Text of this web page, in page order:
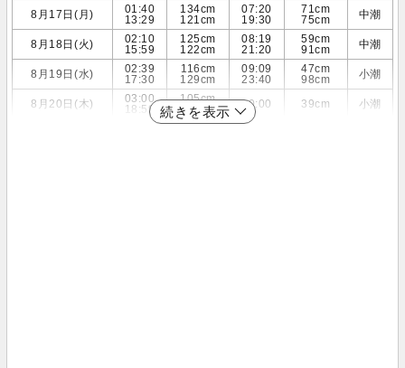
8月17日(月)
01:40
13:29
134cm
121cm
07:20
19:30
71cm
75cm
中潮
8月18日(火)
02:10
15:59
125cm
122cm
08:19
21:20
59cm
91cm
中潮
8月19日(水)
02:39
17:30
116cm
129cm
09:09
23:40
47cm
98cm
小潮
8月20日(木)
03:00
18:59
105cm
139cm
10:00 39cm 小潮
続きを表示